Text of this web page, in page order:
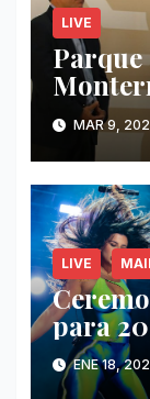
LIVE
Música.
MAR 9,
LIVE
para
Nathy
y más.
ENE 18,